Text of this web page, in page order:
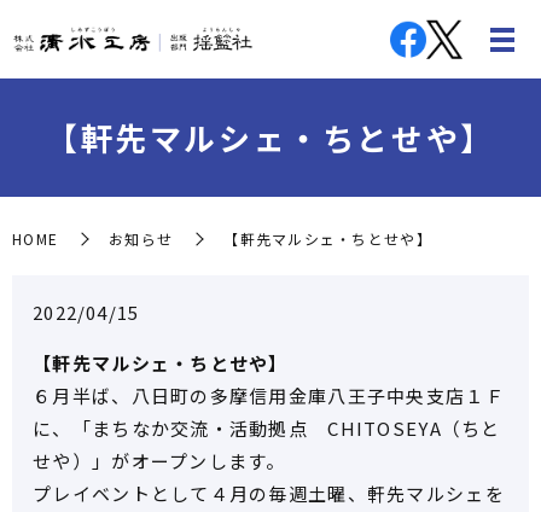
【軒先マルシェ・ちとせや】
HOME お知らせ 【軒先マルシェ・ちとせや】
2022/04/15
【軒先マルシェ・ちとせや】
６月半ば、八日町の多摩信用金庫八王子中央支店１Ｆ
に、「まちなか交流・活動拠点 CHITOSEYA（ちと
せや）」がオープンします。
プレイベントとして４月の毎週土曜、軒先マルシェを